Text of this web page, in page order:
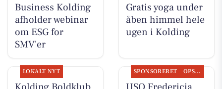
Business Kolding
afholder webinar
om ESG for
SMV'er
Gratis yoga under
åben himmel hele
ugen i Kolding
LOKALT NYT SPONSORERET OPSLAGSTAVLEN